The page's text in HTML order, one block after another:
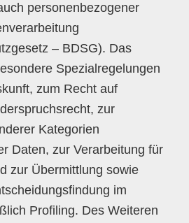
personenbezogener
– BDSG). Das
Spezialregelungen
zum Recht auf
zur
Kategorien
Daten, zur Verarbeitung für
zur Übermittlung sowie
im
Profiling. Des Weiteren